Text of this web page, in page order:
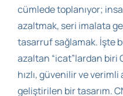
cümlede toplanıyor;
azaltmak, seri imalata
tasarruf sağlamak. İşte
azaltan “icat”lardan biri
hızlı, güvenilir ve
geliştirilen bir tasarım.